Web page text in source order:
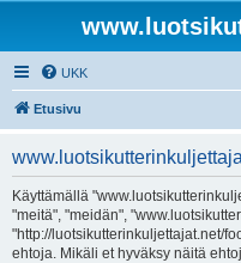
UKK
Etusivu
Käyttämällä
"meitä", "meidän",
"http://luotsikutterinkuljettajat.net/
ehtoja. Mikäli et hyväksy näitä